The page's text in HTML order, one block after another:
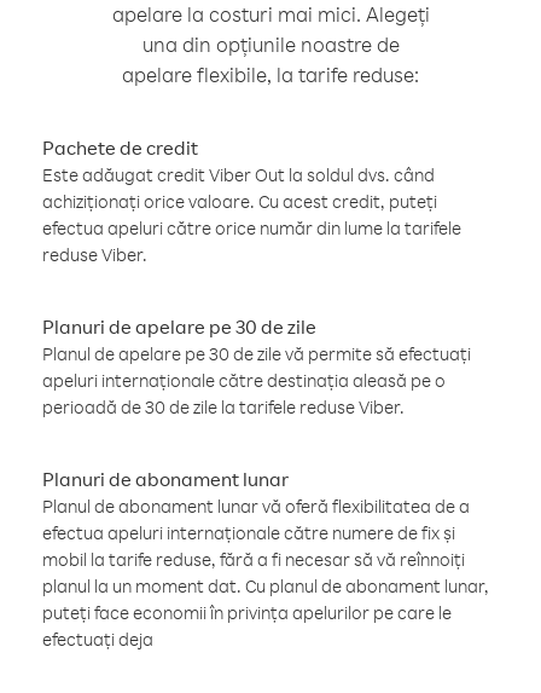
apelare la costuri mai mici. Alegeți
una din opțiunile noastre de
apelare flexibile, la tarife reduse:
Pachete de credit
Este adăugat credit Viber Out la soldul dvs. când
achiziționați orice valoare. Cu acest credit, puteți
efectua apeluri către orice număr din lume la tarifele
reduse Viber.
Planuri de apelare pe 30 de zile
Planul de apelare pe 30 de zile vă permite să efectuați
apeluri internaționale către destinația aleasă pe o
perioadă de 30 de zile la tarifele reduse Viber.
Planuri de abonament lunar
Planul de abonament lunar vă oferă flexibilitatea de a
efectua apeluri internaționale către numere de fix și
mobil la tarife reduse, fără a fi necesar să vă reînnoiți
planul la un moment dat. Cu planul de abonament lunar,
puteți face economii în privința apelurilor pe care le
efectuați deja